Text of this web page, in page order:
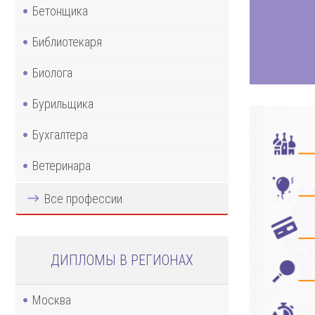
Бетонщика
Библиотекаря
Биолога
Бурильщика
Бухгалтера
Ветеринара
Все профессии
ДИПЛОМЫ В РЕГИОНАХ
Москва